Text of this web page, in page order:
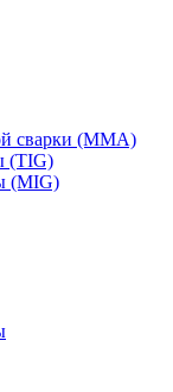
сварки (MMA)
(TIG)
(MIG)